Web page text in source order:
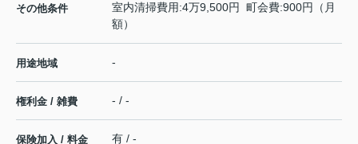
その他条件
室内清掃費用:4万9,500円 町会費:900円（月
額）
用途地域 -
権利金 / 雑費 - / -
保険加入 / 料金 有 / -